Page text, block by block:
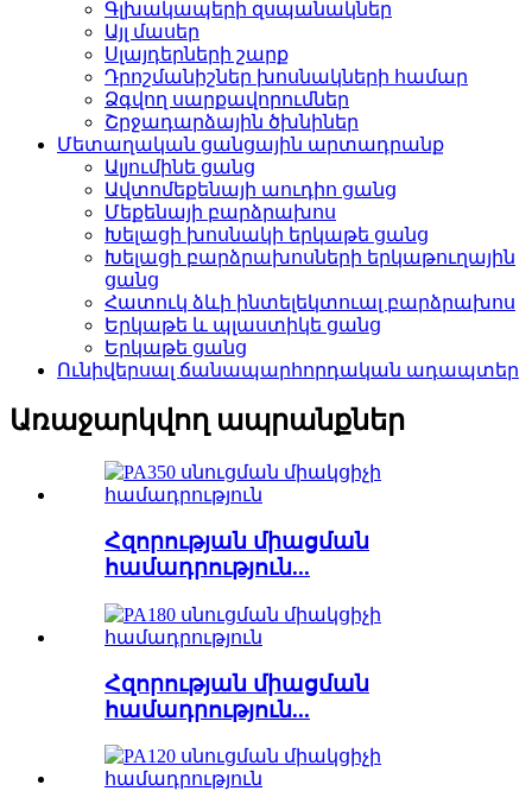
Գլխակապերի զսպանակներ
Այլ մասեր
Սլայդերների շարք
Դրոշմանիշներ խոսնակների համար
Ձգվող սարքավորումներ
Շրջադարձային ծխնիներ
Մետաղական ցանցային արտադրանք
Ալյումինե ցանց
Ավտոմեքենայի աուդիո ցանց
Մեքենայի բարձրախոս
Խելացի խոսնակի երկաթե ցանց
Խելացի բարձրախոսների երկաթուղային
ցանց
Հատուկ ձևի ինտելեկտուալ բարձրախոս
Երկաթե և պլաստիկե ցանց
Երկաթե ցանց
Ունիվերսալ ճանապարհորդական ադապտեր
Առաջարկվող ապրանքներ
Հզորության միացման
համադրություն...
Հզորության միացման
համադրություն...